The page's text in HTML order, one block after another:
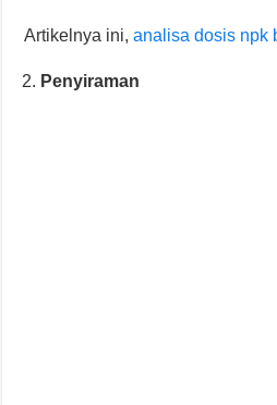
Artikelnya ini,analisa dosis npk
Penyiraman